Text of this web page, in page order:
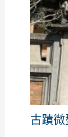
古蹟